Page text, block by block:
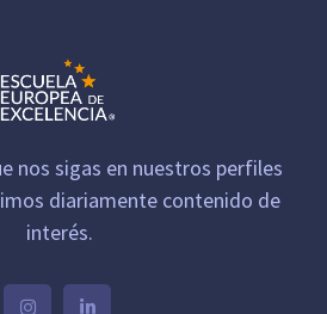
nos sigas en nuestros perfiles
diariamente contenido de
interés.